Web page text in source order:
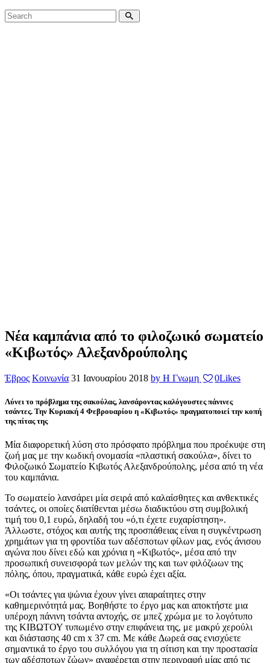
Νέα καμπάνια από το φιλοζωικό σωματείο
«Κιβωτός» Αλεξανδρούπολης
Έβρος Κοινωνία 31 Ιανουαρίου 2018 by Η Γνωμη 0Likes
Λύνει το πρόβλημα της σακούλας, λανσάροντας καλόγουστες πάνινες
τσάντες. Την Κυριακή 4 Φεβρουαρίου η «Κιβωτός» πραγματοποιεί την κοπή
της πίτας της
Μία διαφορετική λύση στο πρόσφατο πρόβλημα που προέκυψε στη
ζωή μας με την κωδική ονομασία «πλαστική σακούλα», δίνει το
Φιλοζωικό Σωματείο Κιβωτός Αλεξανδρούπολης, μέσα από τη νέα
του καμπάνια.
Το σωματείο λανσάρει μία σειρά από καλαίσθητες και ανθεκτικές
τσάντες, οι οποίες διατίθενται μέσω διαδικτύου στη συμβολική
τιμή του 0,1 ευρώ, δηλαδή του «ό,τι έχετε ευχαρίστηση».
Άλλωστε, στόχος και αυτής της προσπάθειας είναι η συγκέντρωση
χρημάτων για τη φροντίδα των αδέσποτων φίλων μας, ενός άνισου
αγώνα που δίνει εδώ και χρόνια η «Κιβωτός», μέσα από την
προσωπική συνεισφορά των μελών της και των φιλόζωων της
πόλης, όπου, πραγματικά, κάθε ευρώ έχει αξία.
«Οι τσάντες για ψώνια έχουν γίνει απαραίτητες στην
καθημερινότητά μας. Βοηθήστε το έργο μας και αποκτήστε μια
υπέροχη πάνινη τσάντα αντοχής, σε μπεζ χρώμα με το λογότυπο
της ΚΙΒΩΤΟΥ τυπωμένο στην επιφάνεια της, με μακρύ χερούλι
και διάστασης 40 cm x 37 cm. Με κάθε Δωρεά σας ενισχύετε
σημαντικά το έργο του συλλόγου για τη σίτιση και την προστασία
των αδέσποτων ζώων» αναφέρεται στην περιγραφή μίας από τις